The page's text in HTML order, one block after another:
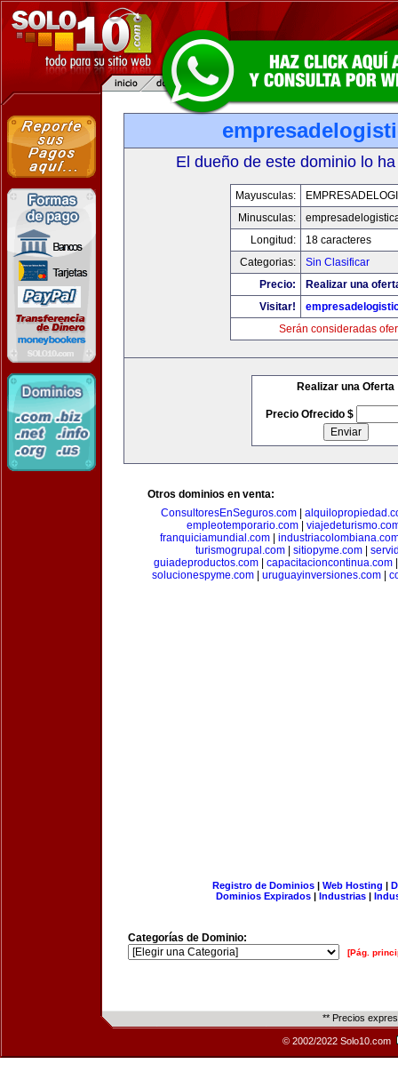
El dueño de este dominio lo
Mayusculas:
Minusculas:
Longitud:
18 caracteres
Categorias:
Sin Clasificar
Precio:
Realizar una
Visitar!
Serán consideradas
Realizar una Oferta
Precio Ofrecido $
Otros dominios en venta:
ConsultoresEnSeguros.com
empleotemporario.com|
franquiciamundial.com
turismogrupal.com
sitiopyme.com
guiadeproductos.com| capacitacioncontinua.com
solucionespyme.com
uruguayinversiones.com
Registro de Dominios| Web Hosting |
Dominios Expirados | Industrias |
Categorías de Dominio:
[Pág.
** Precios
© 2002/2022 Solo10.com